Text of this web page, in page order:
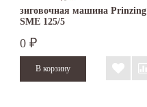
зиговочная машина Prinzing
SMЕ 125/5
0 ₽